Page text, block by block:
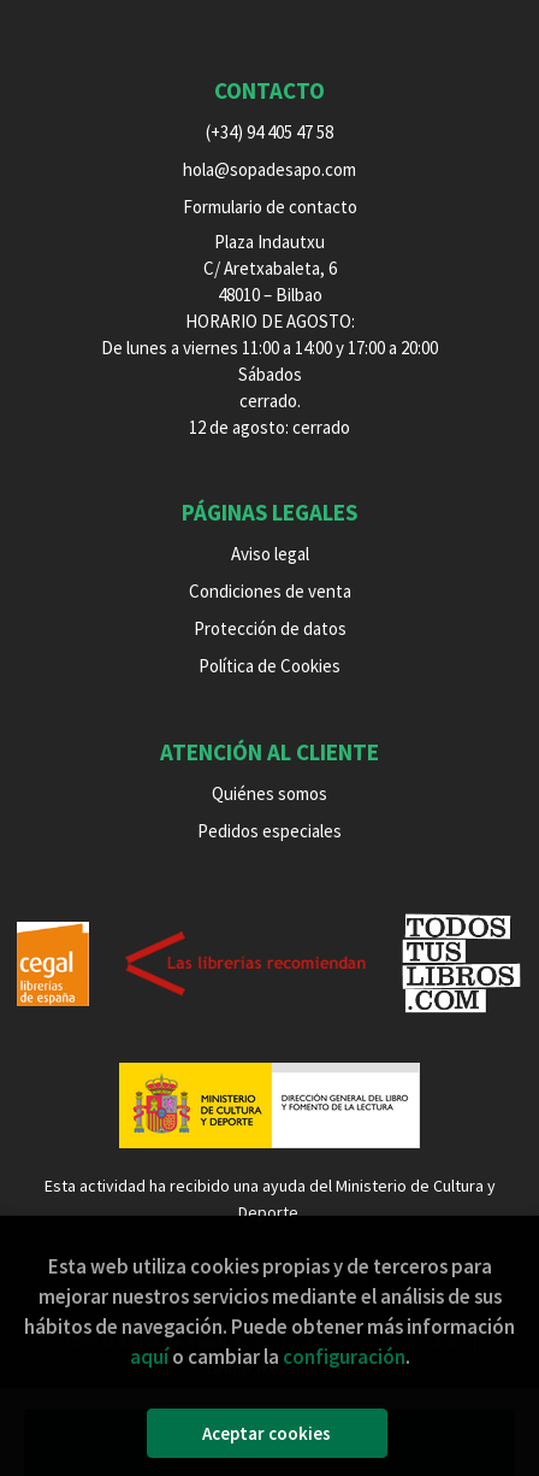
Añadir a mi cesta
CONTACTO
(+34) 94 405 47 58
hola@sopadesapo.com
Formulario de contacto
Plaza Indautxu
C/ Aretxabaleta, 6
48010 – Bilbao
HORARIO DE AGOSTO:
De lunes a viernes 11:00 a 14:00 y 17:00 a 20:00
Sábados
cerrado.
12 de agosto: cerrado
PÁGINAS LEGALES
Aviso legal
Condiciones de venta
Protección de datos
Política de Cookies
ATENCIÓN AL CLIENTE
Quiénes somos
Pedidos especiales
Esta actividad ha recibido una ayuda del Ministerio de Cultura y
Deporte.
2026 © Sopa de Sapo . Todos los Derechos Reservados |
Grupo Trevenque
Esta web utiliza cookies propias y de terceros para
mejorar nuestros servicios mediante el análisis de sus
hábitos de navegación. Puede obtener más información
aquío cambiar la configuración.
Aceptar cookies